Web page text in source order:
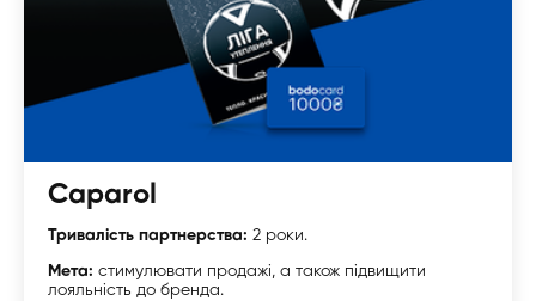
Caparol
Тривалість партнерства: 2 роки.
Мета: стимулювати продажі, а також підвищити
лояльність до бренда.